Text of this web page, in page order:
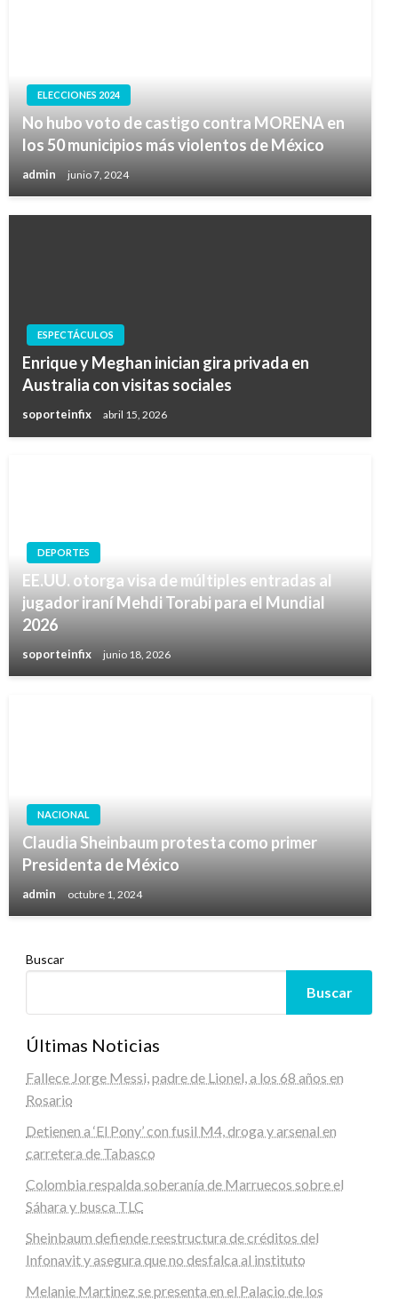
ELECCIONES 2024
No hubo voto de castigo contra MORENA en
los 50 municipios más violentos de México
admin junio 7, 2024
ESPECTÁCULOS
Enrique y Meghan inician gira privada en
Australia con visitas sociales
soporteinfix abril 15, 2026
DEPORTES
EE.UU. otorga visa de múltiples entradas al
jugador iraní Mehdi Torabi para el Mundial
2026
soporteinfix junio 18, 2026
NACIONAL
Claudia Sheinbaum protesta como primer
Presidenta de México
admin octubre 1, 2024
Buscar
Buscar
Últimas Noticias
Fallece Jorge Messi, padre de Lionel, a los 68 años en
Rosario
Detienen a ‘El Pony’ con fusil M4, droga y arsenal en
carretera de Tabasco
Colombia respalda soberanía de Marruecos sobre el
Sáhara y busca TLC
Sheinbaum defiende reestructura de créditos del
Infonavit y asegura que no desfalca al instituto
Melanie Martinez se presenta en el Palacio de los